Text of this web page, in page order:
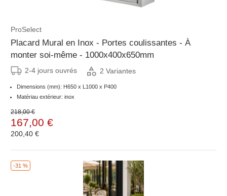
ProSelect
Placard Mural en Inox - Portes coulissantes - À
monter soi-même - 1000x400x650mm
2-4 jours ouvrés 2 Variantes
Dimensions (mm): H650 x L1000 x P400
Matériau extérieur: inox
218,00 €
167,00 €
200,40 €
-31 %